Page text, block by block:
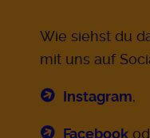
Wie siehst du
mit uns auf
Instagram,
Facebook